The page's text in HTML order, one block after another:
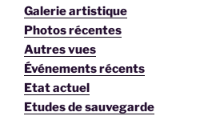
Galerie artistique
Photos récentes
Autres vues
Événements récents
Etat actuel
Etudes de sauvegarde